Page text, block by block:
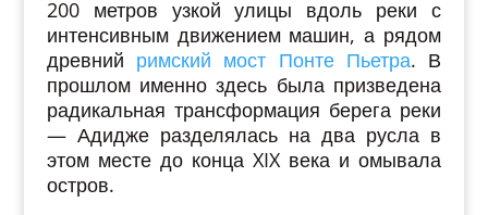
200 метров узкой улицы вдоль реки с
интенсивным движением машин, а рядом
древний римский мост Понте Пьетра. В
прошлом именно здесь была призведена
радикальная трансформация берега реки
— Адидже разделялась на два русла в
этом месте до конца XIX века и омывала
остров.